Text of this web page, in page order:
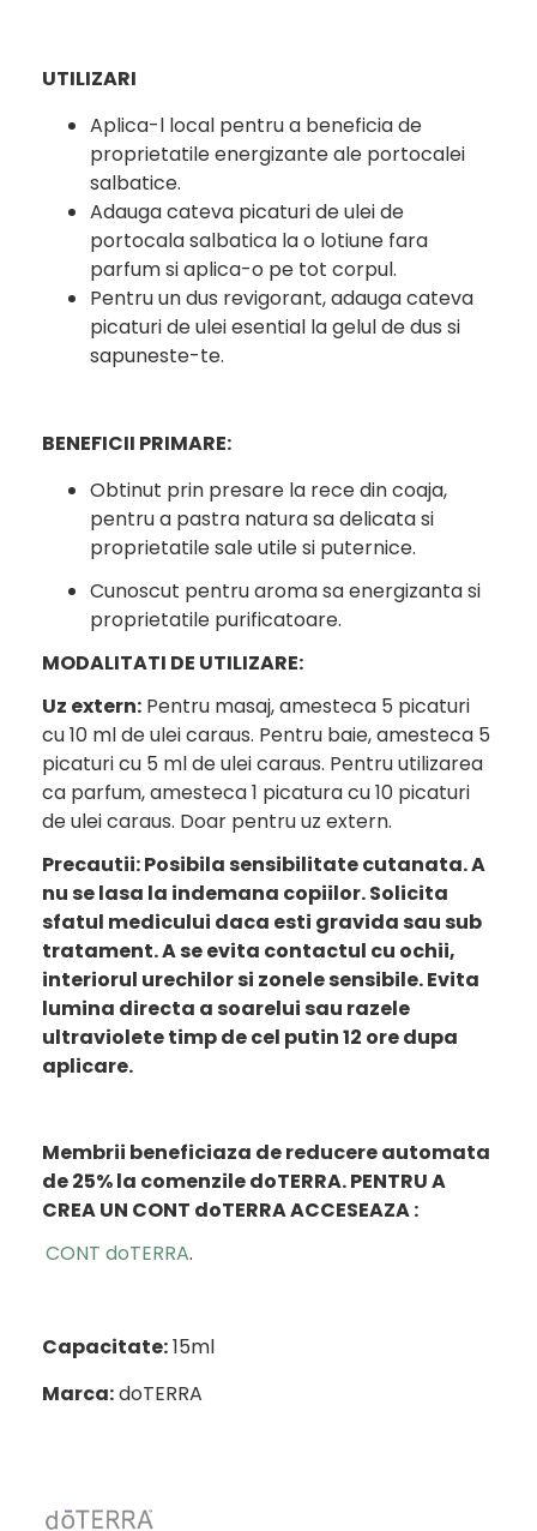
UTILIZARI
Aplica-l local pentru a beneficia de
proprietatile energizante ale portocalei
salbatice.
Adauga cateva picaturi de ulei de
portocala salbatica la o lotiune fara
parfum si aplica-o pe tot corpul.
Pentru un dus revigorant, adauga cateva
picaturi de ulei esential la gelul de dus si
sapuneste-te.
BENEFICII PRIMARE:
Obtinut prin presare la rece din coaja,
pentru a pastra natura sa delicata si
proprietatile sale utile si puternice.
Cunoscut pentru aroma sa energizanta si
proprietatile purificatoare.
MODALITATI DE UTILIZARE:
Uz extern: Pentru masaj, amesteca 5 picaturi
cu 10 ml de ulei caraus. Pentru baie, amesteca 5
picaturi cu 5 ml de ulei caraus. Pentru utilizarea
ca parfum, amesteca 1 picatura cu 10 picaturi
de ulei caraus. Doar pentru uz extern.
Precautii: Posibila sensibilitate cutanata. A
nu se lasa la indemana copiilor. Solicita
sfatul medicului daca esti gravida sau sub
tratament. A se evita contactul cu ochii,
interiorul urechilor si zonele sensibile. Evita
lumina directa a soarelui sau razele
ultraviolete timp de cel putin 12 ore dupa
aplicare.
Membrii beneficiaza de reducere automata
de 25% la comenzile doTERRA.PENTRU A
CREA UN CONT doTERRA ACCESEAZA :
CONT doTERRA.
Capacitate:15ml
Marca:doTERRA